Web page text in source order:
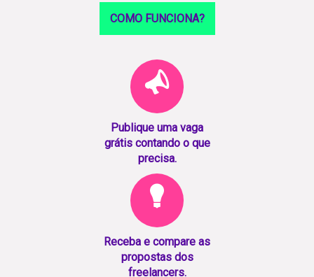
COMO FUNCIONA?
Publique uma vaga
grátis contando o que
precisa.
Receba e compare as
propostas dos
freelancers.